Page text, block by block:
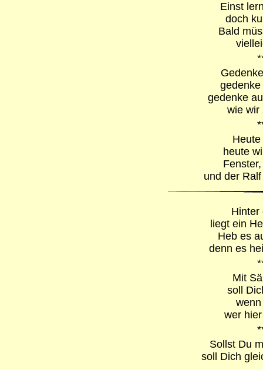
Einst
doch
Bald
gedenke
wie wir
heute
und der
Hinter
liegt ein
Heb es
denn es
Mit
soll
wer
Sollst Du
soll Dich